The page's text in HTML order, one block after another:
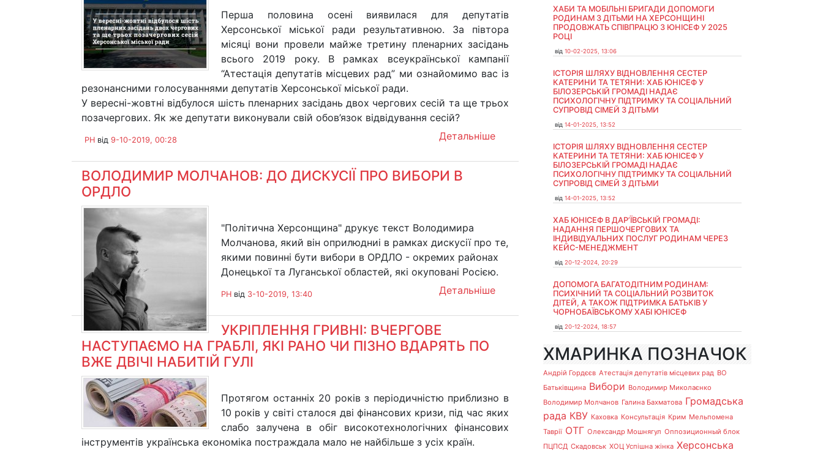
Перша половина осені виявилася для депутатів
Херсонської міської ради результативною. За півтора
місяці вони провели майже третину пленарних засідань
всього 2019 року. В рамках всеукраїнської кампанії
“Атестація депутатів місцевих рад” ми ознайомимо вас із
резонансними голосуваннями депутатів Херсонської міської ради.
У вересні-жовтні відбулося шість пленарних засідань двох чергових сесій та ще трьох
позачергових. Як же депутати виконували свій обов’язок відвідування сесій?
Детальніше
PH від 9-10-2019, 00:28
ВОЛОДИМИР МОЛЧАНОВ: ДО ДИСКУСІЇ ПРО ВИБОРИ В
ОРДЛО
"Політична Херсонщина" друкує текст Володимира
Молчанова, який він оприлюдниі в рамках дискусії про те,
якими повинні бути вибори в ОРДЛО - окремих районах
Донецької та Луганської областей, які окуповані Росією.
Детальніше
PH від 3-10-2019, 13:40
УКРІПЛЕННЯ ГРИВНІ: ВЧЕРГОВЕ
НАСТУПАЄМО НА ГРАБЛІ, ЯКІ РАНО ЧИ ПІЗНО ВДАРЯТЬ ПО
ВЖЕ ДВІЧІ НАБИТІЙ ГУЛІ
Протягом останніх 20 років з періодичністю приблизно в
10 років у світі сталося дві фінансових кризи, під час яких
слабо залучена в обіг високотехнологічних фінансових
інструментів українська економіка постраждала мало не найбільше з усіх країн.
ХАБИ ТА МОБІЛЬНІ БРИГАДИ ДОПОМОГИ
РОДИНАМ З ДІТЬМИ НА ХЕРСОНЩИНІ
ПРОДОВЖАТЬ СПІВПРАЦЮ З ЮНІСЕФ У 2025
РОЦІ
від 10-02-2025, 13:06
ІСТОРІЯ ШЛЯХУ ВІДНОВЛЕННЯ СЕСТЕР
КАТЕРИНИ ТА ТЕТЯНИ: ХАБ ЮНІСЕФ У
БІЛОЗЕРСЬКІЙ ГРОМАДІ НАДАЄ
ПСИХОЛОГІЧНУ ПІДТРИМКУ ТА СОЦІАЛЬНИЙ
СУПРОВІД СІМЕЙ З ДІТЬМИ
від 14-01-2025, 13:52
ІСТОРІЯ ШЛЯХУ ВІДНОВЛЕННЯ СЕСТЕР
КАТЕРИНИ ТА ТЕТЯНИ: ХАБ ЮНІСЕФ У
БІЛОЗЕРСЬКІЙ ГРОМАДІ НАДАЄ
ПСИХОЛОГІЧНУ ПІДТРИМКУ ТА СОЦІАЛЬНИЙ
СУПРОВІД СІМЕЙ З ДІТЬМИ
від 14-01-2025, 13:52
ХАБ ЮНІСЕФ В ДАР’ЇВСЬКІЙ ГРОМАДІ:
НАДАННЯ ПЕРШОЧЕРГОВИХ ТА
ІНДИВІДУАЛЬНИХ ПОСЛУГ РОДИНАМ ЧЕРЕЗ
КЕЙС-МЕНЕДЖМЕНТ
від 20-12-2024, 20:29
ДОПОМОГА БАГАТОДІТНИМ РОДИНАМ:
ПСИХІЧНИЙ ТА СОЦІАЛЬНИЙ РОЗВИТОК
ДІТЕЙ, А ТАКОЖ ПІДТРИМКА БАТЬКІВ У
ЧОРНОБАЇВСЬКОМУ ХАБІ ЮНІСЕФ
від 20-12-2024, 18:57
ХМАРИНКА ПОЗНАЧОК
Андрій Гордєєв Атестація депутатів місцевих рад ВО
Батьківщина Вибори Володимир Миколаєнко
Володимир Молчанов Галина Бахматова Громадська
рада КВУ Каховка Консультація Крим Мельпомена
Таврії ОТГ Олександр Мошнягул Оппозиционный блок
ПЦПСД Скадовськ ХОЦ Успішна жінка Херсонська